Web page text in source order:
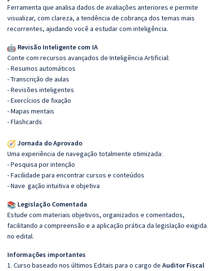
Ferramenta que analisa dados de avaliações anteriores e permite
visualizar, com clareza, a tendência de cobrança dos temas mais
recorrentes, ajudando você a estudar com inteligência.
Revisão Inteligente com IA
Conte com recursos avançados de Inteligência Artificial:
- Resumos automáticos
- Transcrição de aulas
- Revisões inteligentes
- Exercícios de fixação
- Mapas mentais
- Flashcards
Jornada do Aprovado
Uma experiência de navegação totalmente otimizada:
- Pesquisa por intenção
- Facilidade para encontrar cursos e conteúdos
- Nave gação intuitiva e objetiva
Legislação Comentada
Estude com materiais objetivos, organizados e comentados,
facilitando a compreensão e a aplicação prática da legislação exigida
no edital.
Informações importantes
1. Curso baseado nos últimos Editais para o cargo de Auditor Fiscal